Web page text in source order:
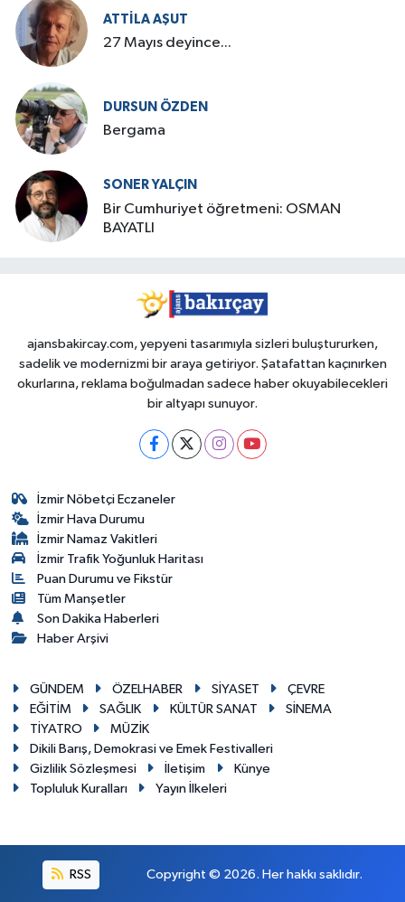
ATTILA AŞUT
27 Mayıs deyince...
DURSUN ÖZDEN
Bergama
SONER YALÇIN
Bir Cumhuriyet öğretmeni: OSMAN
BAYATLI
ajansbakircay.com, yepyeni tasarımıyla sizleri buluştururken,
sadelik ve modernizmi bir araya getiriyor. Şatafattan kaçınırken
okurlarına, reklama boğulmadan sadece haber okuyabilecekleri
bir altyapı sunuyor.
İzmir Nöbetçi Eczaneler
İzmir Hava Durumu
İzmir Namaz Vakitleri
İzmir Trafik Yoğunluk Haritası
Puan Durumu ve Fikstür
Tüm Manşetler
Son Dakika Haberleri
Haber Arşivi
GÜNDEM ÖZELHABER SİYASET
ÇEVRE
EĞİTİM
SAĞLIK KÜLTÜR SANAT
SİNEMA
TİYATRO
MÜZİK
Dikili Barış, Demokrasi ve Emek Festivalleri
Gizlilik Sözleşmesi
İletişim
Künye
Topluluk Kuralları
Yayın İlkeleri
RSS Copyright © 2026. Her hakkı saklıdır.